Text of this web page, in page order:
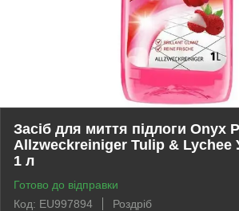
Засіб для миття підлоги Onyx
Allzweckreiniger Tulip & Lychee
1 л
Готово до відправки
Код: EU997894
Роздріб